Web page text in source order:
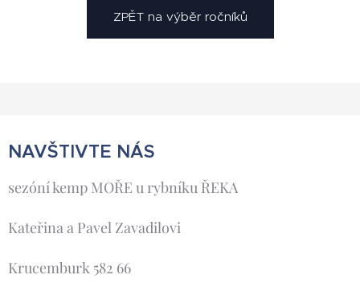
ZPĚT na výběr ročníků
NAVŠTIVTE NÁS
sezóní kemp MOŘE u rybníku ŘEKA
Kateřina a Pavel Zavadilovi
Krucemburk 582 66